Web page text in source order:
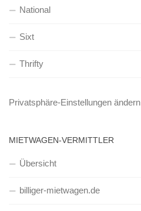
National
Sixt
Thrifty
Privatsphäre-Einstellungen ändern
MIETWAGEN-VERMITTLER
Übersicht
billiger-mietwagen.de